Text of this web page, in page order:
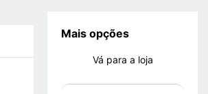
Mais opções
Vá para a loja